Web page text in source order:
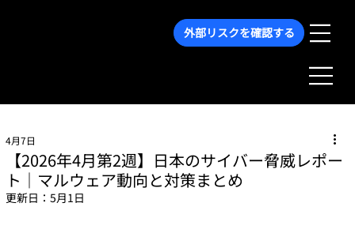
外部リスクを確認する
【2026年4月第2週】日本のサイバー脅威レポー
ト｜マルウェア動向と対策まとめ
4月7日
更新日： 5月1日